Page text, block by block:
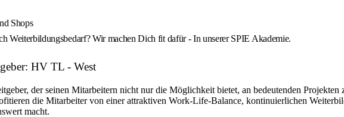
Shops
Weiterbildungsbedarf? Wir machen Dich fit dafür - In unserer SPIE Akademie.
HV TL - West
der seinen Mitarbeitern nicht nur die Möglichkeit bietet, an bedeutenden
die Mitarbeiter von einer attraktiven Work-Life-Balance, kontinuierlichen
macht.